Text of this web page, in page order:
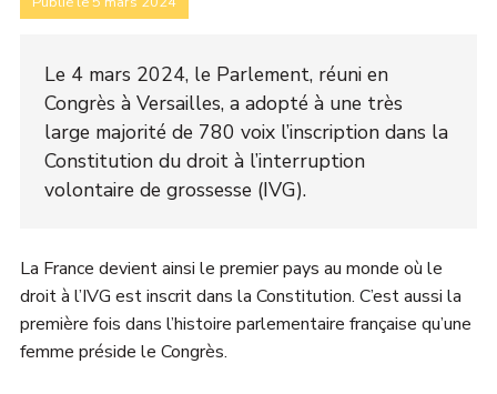
Le 4 mars 2024, le Parlement, réuni en
Congrès à Versailles, a adopté à une très
large majorité de 780 voix l’inscription dans la
Constitution du droit à l’interruption
volontaire de grossesse (IVG).
La France devient ainsi le premier pays au monde où le
droit à l’IVG est inscrit dans la Constitution. C’est aussi la
première fois dans l’histoire parlementaire française qu’une
femme préside le Congrès.